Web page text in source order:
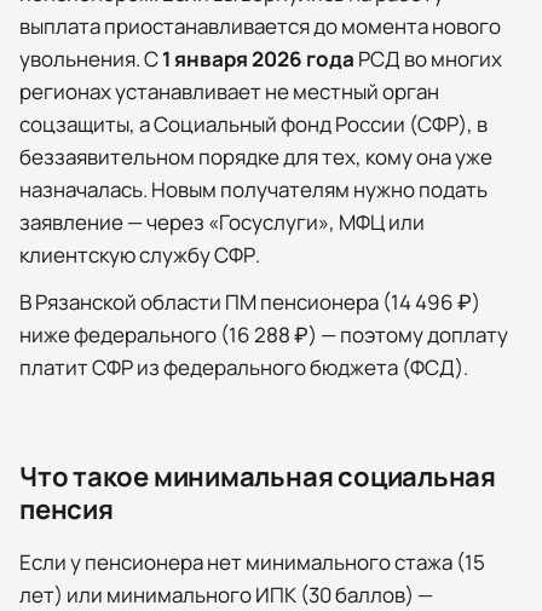
выплата приостанавливается до момента нового
увольнения. С1 января 2026 года РСД во многих
регионах устанавливает не местный орган
соцзащиты, а Социальный фонд России (СФР), в
беззаявительном порядке для тех, кому она уже
назначалась. Новым получателям нужно подать
заявление — через «Госуслуги», МФЦ или
клиентскую службу СФР.
ВРязанской области ПМ пенсионера (14 496 ₽)
ниже федерального (16 288 ₽) — поэтому доплату
платит СФР из федерального бюджета (ФСД).
Что такое минимальная социальная
пенсия
Если у пенсионера нет минимального стажа (15
лет) или минимального ИПК (30 баллов) —